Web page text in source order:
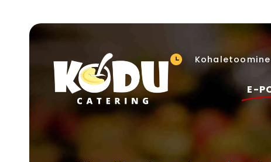
E-